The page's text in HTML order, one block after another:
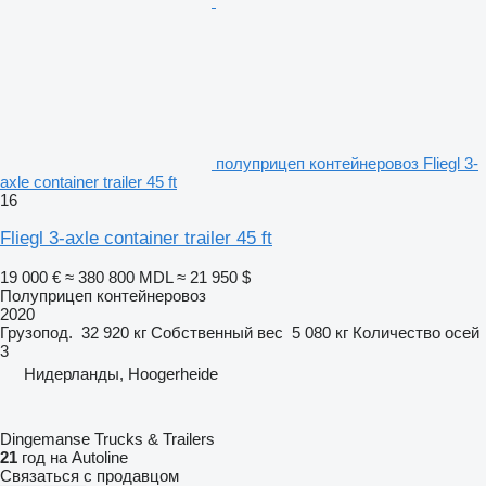
полуприцеп контейнеровоз Fliegl 3-
axle container trailer 45 ft
16
Fliegl 3-axle container trailer 45 ft
19 000 € ≈ 380 800 MDL ≈ 21 950 $
Полуприцеп контейнеровоз
2020
Грузопод. 32 920 кг Собственный вес 5 080 кг Количество осей
3
Нидерланды, Hoogerheide
Dingemanse Trucks & Trailers
21 год на Autoline
Связаться с продавцом